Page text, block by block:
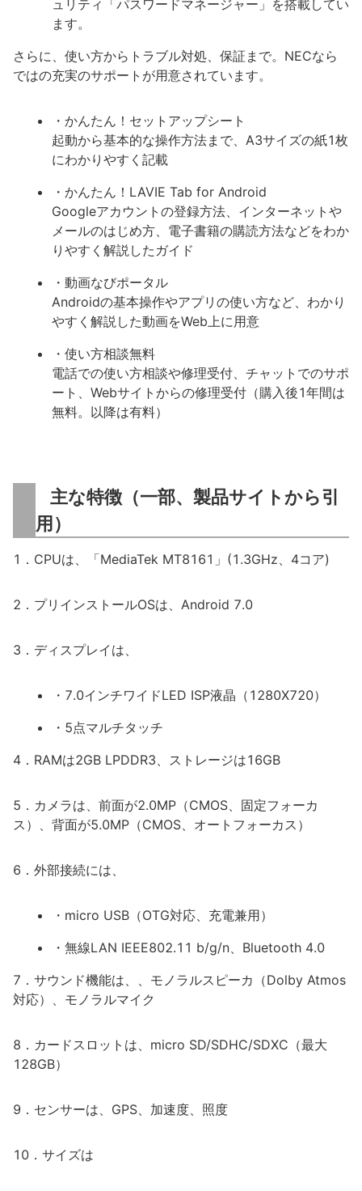
ュリティ「パスワードマネージャー」を搭載してい
ます。
さらに、使い方からトラブル対処、保証まで。NECなら
ではの充実のサポートが用意されています。
・かんたん！セットアップシート
起動から基本的な操作方法まで、A3サイズの紙1枚
にわかりやすく記載
・かんたん！LAVIE Tab for Android
Googleアカウントの登録方法、インターネットや
メールのはじめ方、電子書籍の購読方法などをわか
りやすく解説したガイド
・動画なびポータル
Androidの基本操作やアプリの使い方など、わかり
やすく解説した動画をWeb上に用意
・使い方相談無料
電話での使い方相談や修理受付、チャットでのサポ
ート、Webサイトからの修理受付（購入後1年間は
無料。以降は有料）
主な特徴（一部、製品サイトから引
用）
1．CPUは、「MediaTek MT8161」(1.3GHz、4コア)
2．プリインストールOSは、Android 7.0
3．ディスプレイは、
・7.0インチワイドLED ISP液晶（1280X720）
・5点マルチタッチ
4．RAMは2GB LPDDR3、ストレージは16GB
5．カメラは、前面が2.0MP（CMOS、固定フォーカ
ス）、背面が5.0MP（CMOS、オートフォーカス）
6．外部接続には、
・micro USB（OTG対応、充電兼用）
・無線LAN IEEE802.11 b/g/n、Bluetooth 4.0
7．サウンド機能は、、モノラルスピーカ（Dolby Atmos
対応）、モノラルマイク
8．カードスロットは、micro SD/SDHC/SDXC（最大
128GB）
9．センサーは、GPS、加速度、照度
10．サイズは